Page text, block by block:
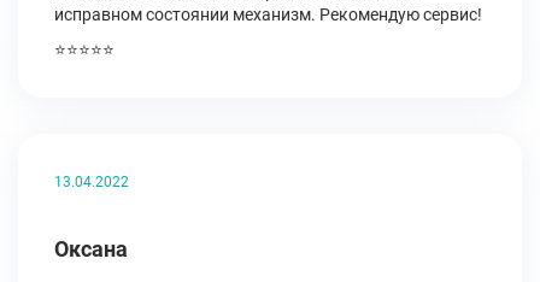
исправном состоянии механизм. Рекомендую сервис!
⭐⭐⭐⭐⭐
13.04.2022
Оксана